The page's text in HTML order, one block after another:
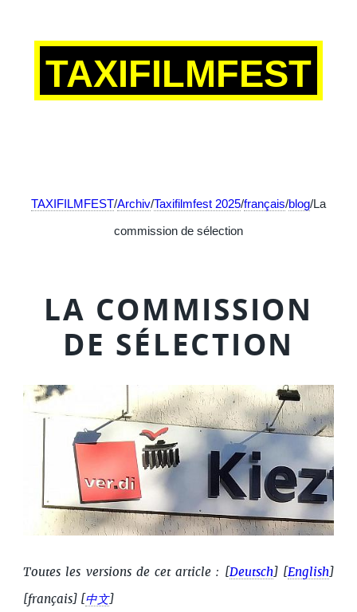
TAXIFILMFEST
TAXIFILMFEST/Archiv/Taxifilmfest 2025/français/blog/La
commission de sélection
LA COMMISSION
DE SÉLECTION
Toutes les versions de cet article : [ Deutsch] [ English]
[français] [ 中文]